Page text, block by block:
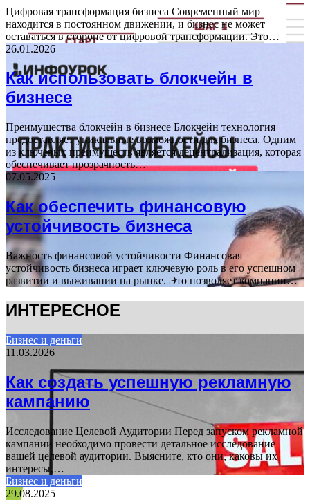
Цифровая трансформация бизнеса Современный мир
находится в постоянном движении, и бизнес не может
оставаться в стороне от цифровой трансформации. Это…
26.01.2026
Как использовать блокчейн в
бизнесе
Преимущества блокчейн в бизнесе Блокчейн технология
предоставляет уникальные возможности для бизнеса. Одним
из ключевых преимуществ является децентрализация, которая
обеспечивает прозрачность…
07.05.2025
Как обеспечить финансовую
устойчивость бизнеса
Важность финансовой устойчивости Финансовая
устойчивость бизнеса играет ключевую роль в его успешном
развитии и выживании на рынке. Это позволяет компании…
ИНТЕРЕСНОЕ
Бизнес и деньги
11.03.2026
Как создать успешную рекламную
кампанию
Исследование Целевой Аудитории Перед запуском рекламной
кампании необходимо провести детальное исследование
вашей целевой аудитории. Выясните, кто они, каковы их
интересы,…
Бизнес и деньги
29.08.2025